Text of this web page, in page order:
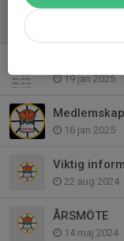
19 jan 2025
16 jan 2025
Viktig
22 aug 2024
ÅRSMÖTE
14 maj 2024